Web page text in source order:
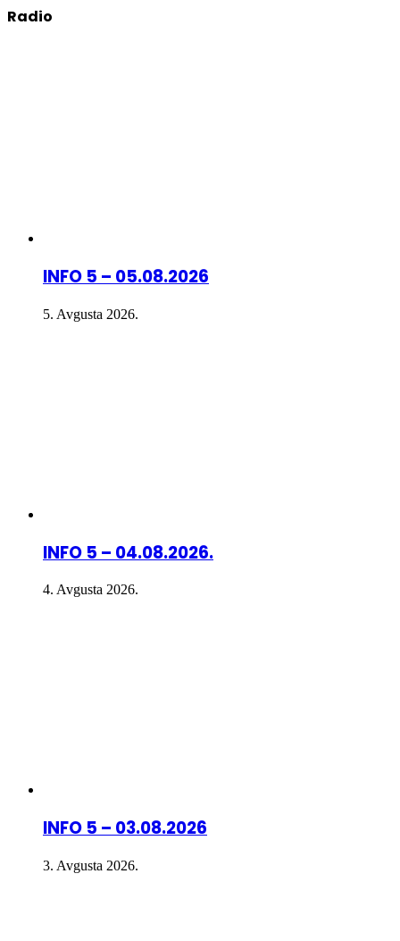
Radio
INFO 5 – 05.08.2026
5. Avgusta 2026.
INFO 5 – 04.08.2026.
4. Avgusta 2026.
INFO 5 – 03.08.2026
3. Avgusta 2026.